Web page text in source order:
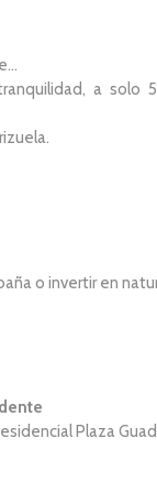
a solo
o invertir en
Plaza